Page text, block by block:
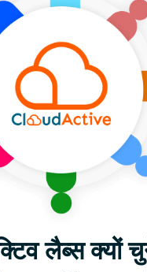
लैब्स क्यों